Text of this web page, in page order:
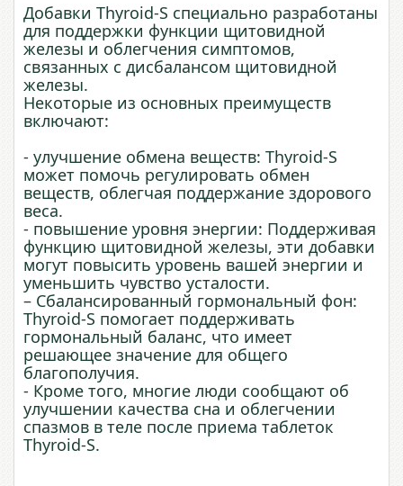
Добавки Thyroid-S специально разработаны
для поддержки функции щитовидной
железы и облегчения симптомов,
связанных с дисбалансом щитовидной
железы.
Некоторые из основных преимуществ
включают:
- улучшение обмена веществ: Thyroid-S
может помочь регулировать обмен
веществ, облегчая поддержание здорового
веса.
- повышение уровня энергии: Поддерживая
функцию щитовидной железы, эти добавки
могут повысить уровень вашей энергии и
уменьшить чувство усталости.
– Сбалансированный гормональный фон:
Thyroid-S помогает поддерживать
гормональный баланс, что имеет
решающее значение для общего
благополучия.
- Кроме того, многие люди сообщают об
улучшении качества сна и облегчении
спазмов в теле после приема таблеток
Thyroid-S.